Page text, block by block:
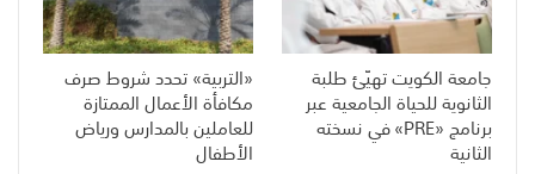
جامعة الكويت تهيّئ طلبة
الثانوية للحياة الجامعية عبر
برنامج «PRE» في نسخته
الثانية
«التربية» تحدد شروط صرف
مكافأة الأعمال الممتازة
للعاملين بالمدارس ورياض
الأطفال